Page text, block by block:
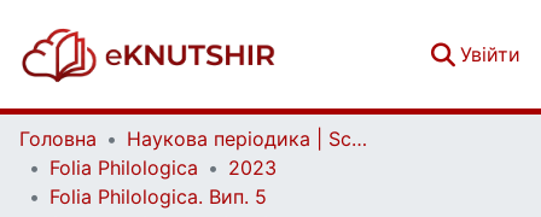
Увійти
Головна
Наукова періодика | Scientific periodicals
Folia Philologica
2023
Folia Philologica. Вип. 5